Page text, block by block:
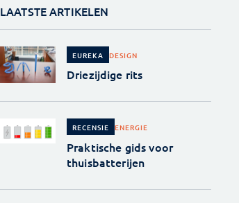
LAATSTE ARTIKELEN
EUREKA DESIGN
Driezijdige rits
RECENSIE ENERGIE
Praktische gids voor
thuisbatterijen